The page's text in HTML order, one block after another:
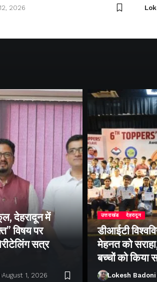
2026
देहरादून में
विषय पर
सत्र
August 1, 2026
उत्तराखंड देहरादून
डीआईटी
मेहनत को
बच्चों को किया
Lokesh Badoni